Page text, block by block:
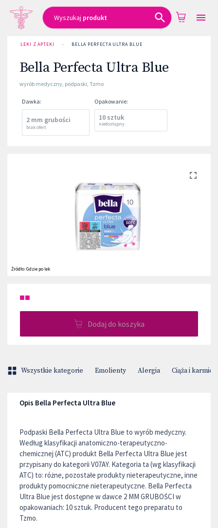
Wyszukaj produkt
LEKI Z APTEKI › BELLA PERFECTA ULTRA BLUE
Bella Perfecta Ultra Blue
wyrób medyczny, podpaski, Tzmo
Dawka:
2 mm grubości
brak ofert
Opakowanie:
10 sztuk
niedostępny
Źródło:Gdzie po lek
■■
Dodaj do koszyka
Wszystkie kategorie Emolienty Alergia Ciąża i
Opis Bella Perfecta Ultra Blue
Podpaski Bella Perfecta Ultra Blue to wyrób medyczny.
Według klasyfikacji anatomiczno-terapeutyczno-
chemicznej (ATC) produkt Bella Perfecta Ultra Blue jest
przypisany do kategorii V07AY. Kategoria ta (wg klasyfikacji
ATC) to: różne, pozostałe produkty nieterapeutyczne, inne
produkty pomocniczne nieterapeutyczne. Bella Perfecta
Ultra Blue jest dostępne w dawce 2 MM GRUBOŚCI w
opakowaniach: 10 sztuk. Producent tego preparatu to
Tzmo.